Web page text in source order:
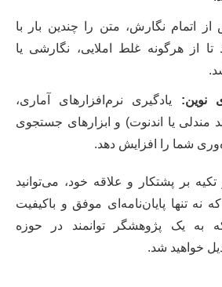
از اتمام نگارش، متن را چندین بار با
از هرگونه غلط املایی، نگارشی یا
نوین: یادگیری نرم‌افزارهای آماری،
مندلی یا اندنوت) و ابزارهای جستجوی
شما را افزایش دهد.
بر پشتکار و علاقه خود، می‌توانید
نه تنها پایان‌نامه‌ای موفق و باکیفیت
به یک پژوهشگر توانمند در حوزه
خواهید شد.